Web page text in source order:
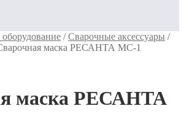
/Сварочные аксессуары /
маска РЕСАНТА МС-1
маска РЕСАНТА